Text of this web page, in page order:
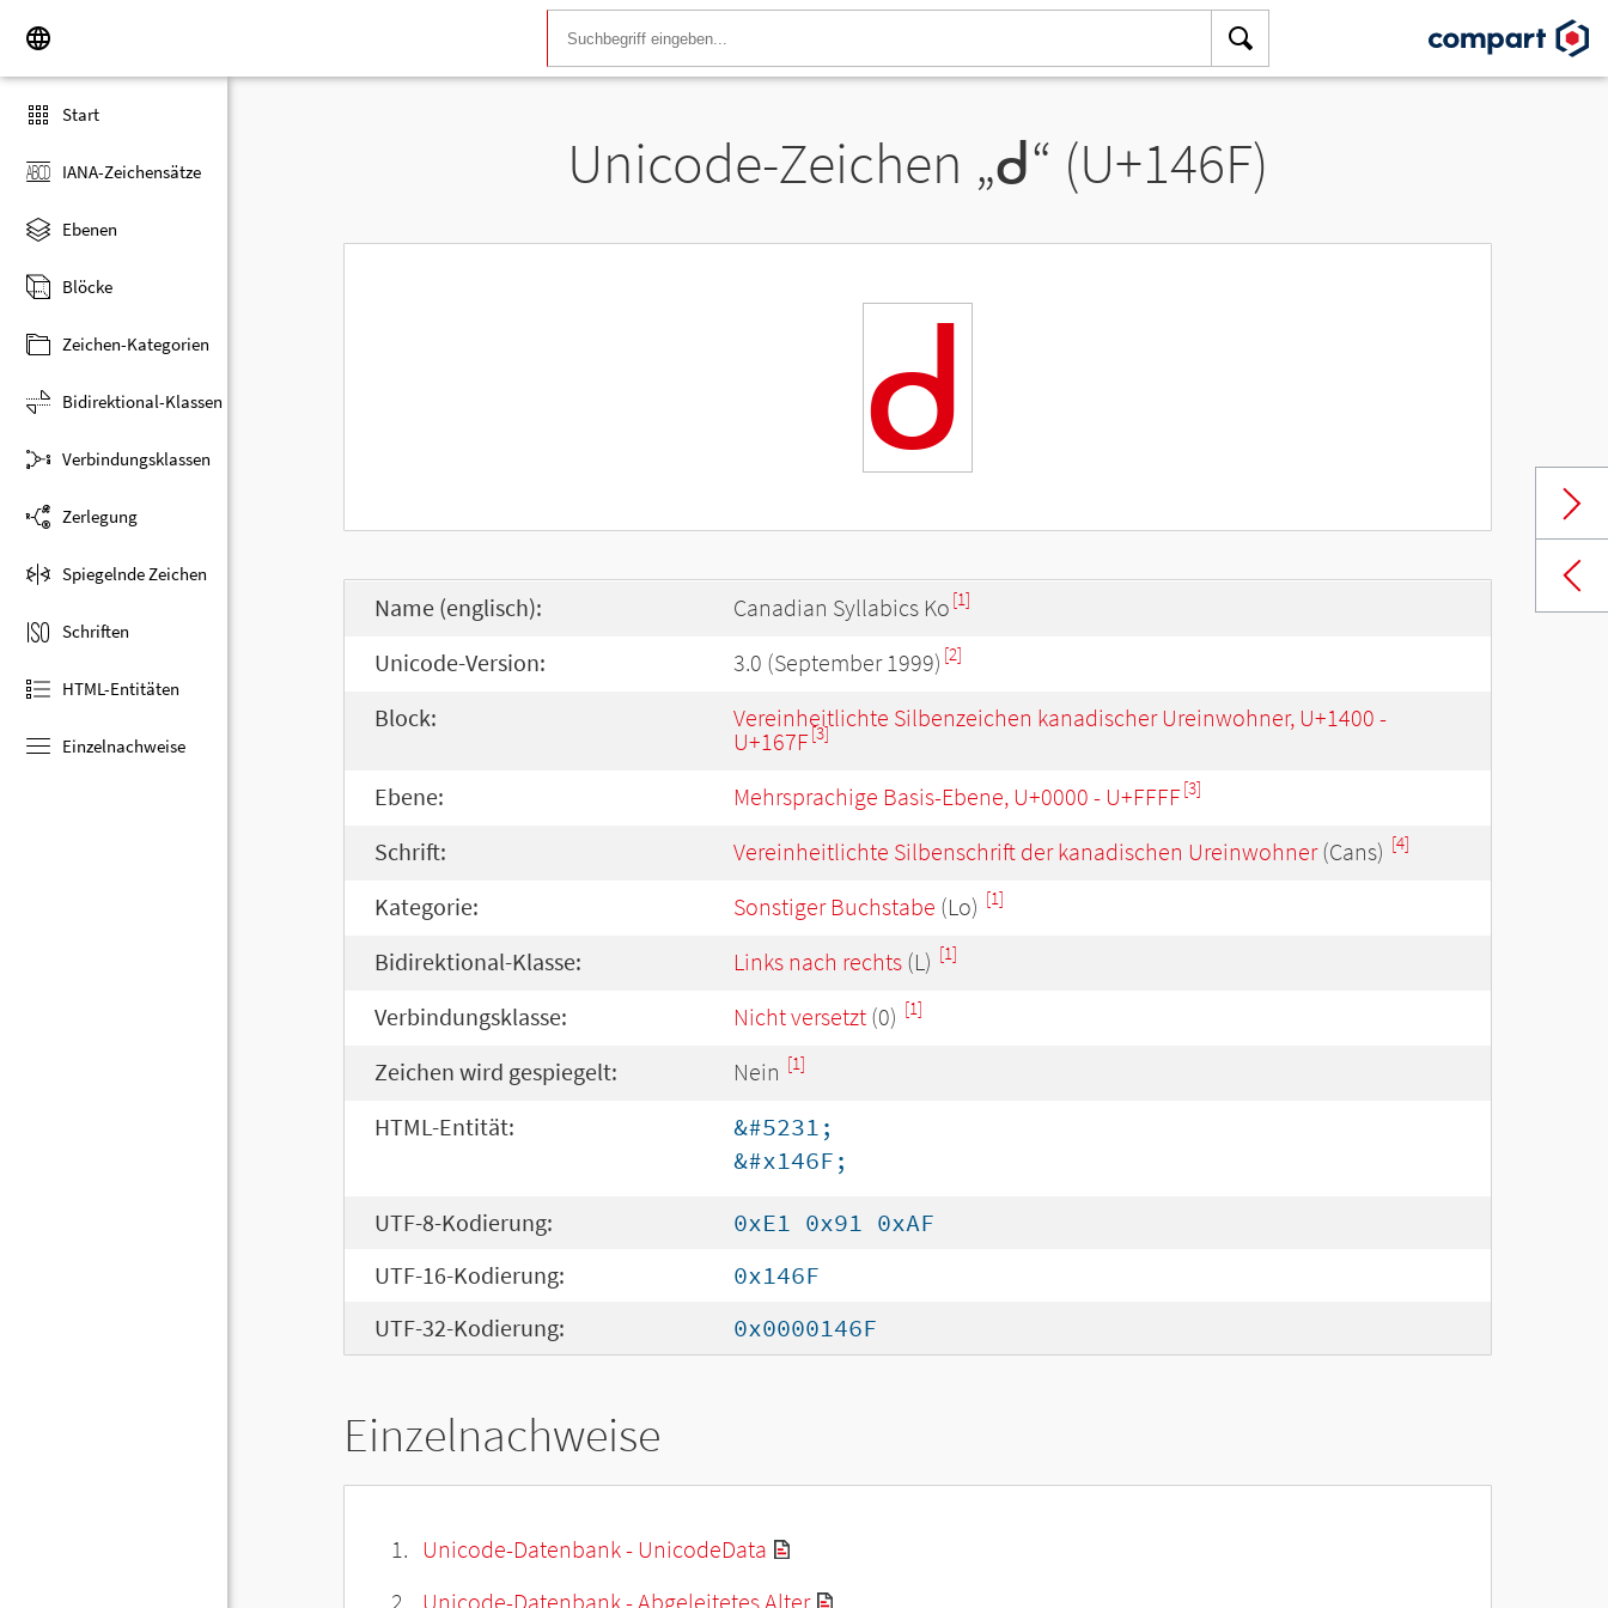
Start
IANA-Zeichensätze
Ebenen
Blöcke
Zeichen-Kategorien
Bidirektional-Klassen
Verbindungsklassen
Zerlegung
Spiegelnde Zeichen
Schriften
HTML-Entitäten
Einzelnachweise
Unicode-Zeichen „ᑯ“ (U+146F)
ᑯ
Name (englisch): Canadian Syllabics Ko [1]
Unicode-Version: 3.0 (September 1999) [2]
Block:
Vereinheitlichte Silbenzeichen kanadischer Ureinwohner, U+1400 -
U+167F [3]
Ebene: Mehrsprachige Basis-Ebene, U+0000 - U+FFFF[3]
Schrift: Vereinheitlichte Silbenschrift der kanadischen Ureinwohner(Cans) [4]
Kategorie: Sonstiger Buchstabe (Lo) [1]
Bidirektional-Klasse: Links nach rechts (L) [1]
Verbindungsklasse: Nicht versetzt (0) [1]
Zeichen wird gespiegelt: Nein [1]
HTML-Entität:
&#5231;
&#x146F;
UTF-8-Kodierung:
0xE1 0x91 0xAF
UTF-16-Kodierung:
0x146F
UTF-32-Kodierung:
0x0000146F
Einzelnachweise
Unicode-Datenbank - UnicodeData
Unicode-Datenbank - Abgeleitetes Alter